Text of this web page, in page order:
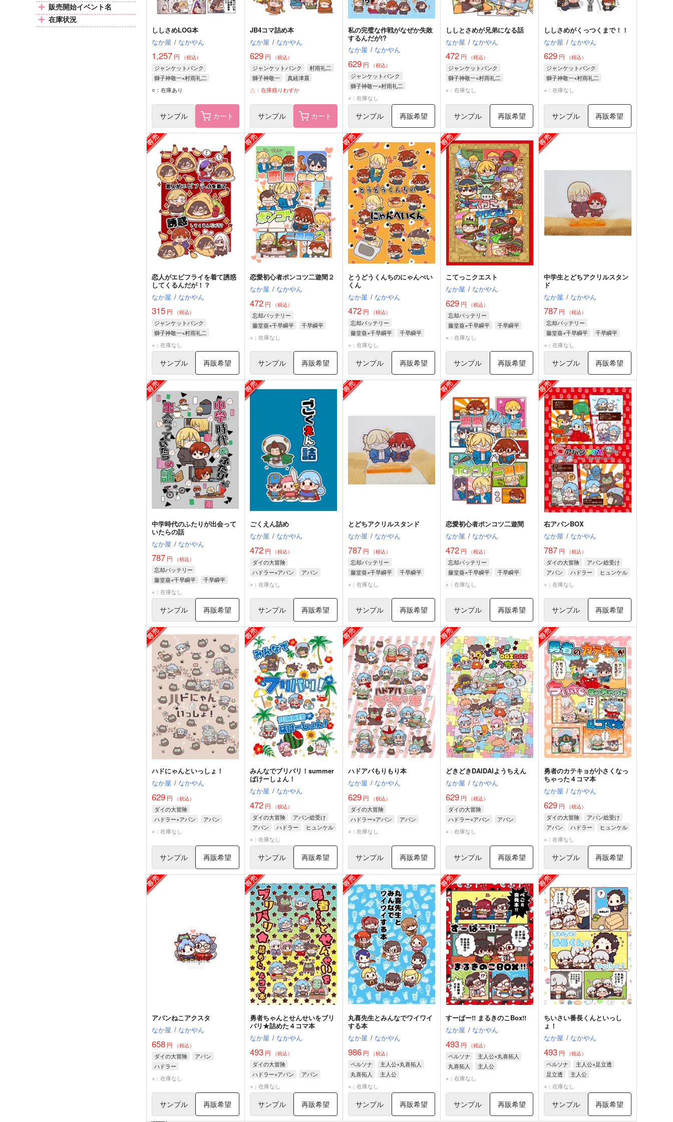
販売開始イベント名
在庫状況
ししさめLOG本
なか屋 / なかやん
1,257 円 （税込）
ジャンケットバンク
獅子神敬一×村雨礼二
村雨礼二
○：在庫あり
サンプル カート
JB4コマ詰め本
なか屋 / なかやん
629円 （税込）
ジャンケットバンク
村雨礼二
獅子神敬一
真経津晨
△：在庫残りわずか
サンプル カート
私の完璧な作戦がなぜか失敗
するんだが!?
なか屋 / なかやん
629円 （税込）
ジャンケットバンク
獅子神敬一×村雨礼二
村雨礼二
×：在庫なし
サンプル 再販希望
ししとさめが兄弟になる話
なか屋 / なかやん
472 円 （税込）
ジャンケットバンク
獅子神敬一×村雨礼二
村雨礼二
×：在庫なし
サンプル 再販希望
ししさめがくっつくまで！！
なか屋 / なかやん
629 円 （税込）
ジャンケットバンク
獅子神敬一×村雨礼二
村雨礼二
×：在庫なし
サンプル 再販希望
恋人がエビフライを着て誘惑
してくるんだが！？
なか屋 / なかやん
315 円 （税込）
ジャンケットバンク
獅子神敬一×村雨礼二
村雨礼二
×：在庫なし
サンプル 再販希望
恋愛初心者ポンコツ二遊間２
なか屋 / なかやん
472円 （税込）
忘却バッテリー
藤堂葵×千早瞬平
千早瞬平
藤堂葵
×：在庫なし
サンプル 再販希望
とうどうくんちのにゃんぺい
くん
なか屋 / なかやん
472円 （税込）
忘却バッテリー
藤堂葵×千早瞬平
千早瞬平
藤堂葵
×：在庫なし
サンプル 再販希望
こてっこクエスト
なか屋 / なかやん
629 円 （税込）
忘却バッテリー
藤堂葵×千早瞬平
千早瞬平
藤堂葵
×：在庫なし
サンプル 再販希望
中学生とどちアクリルスタン
ド
なか屋 / なかやん
787 円 （税込）
忘却バッテリー
藤堂葵×千早瞬平
千早瞬平
藤堂葵
×：在庫なし
サンプル 再販希望
中学時代のふたりが出会って
いたらの話
なか屋 / なかやん
787 円 （税込）
忘却バッテリー
藤堂葵×千早瞬平
千早瞬平
藤堂葵
×：在庫なし
サンプル 再販希望
ごくえん詰め
なか屋 / なかやん
472円 （税込）
ダイの大冒険
ハドラー×アバン
アバン
ハドラー
×：在庫なし
サンプル 再販希望
とどちアクリルスタンド
なか屋 / なかやん
787円 （税込）
忘却バッテリー
藤堂葵×千早瞬平
千早瞬平
藤堂葵
×：在庫なし
サンプル 再販希望
恋愛初心者ポンコツ二遊間
なか屋 / なかやん
472 円 （税込）
忘却バッテリー
藤堂葵×千早瞬平
千早瞬平
藤堂葵
×：在庫なし
サンプル 再販希望
右アバンBOX
なか屋 / なかやん
787 円 （税込）
ダイの大冒険
アバン総受け
アバン
ハドラー
ヒュンケル
×：在庫なし
サンプル 再販希望
ハドにゃんといっしょ！
なか屋 / なかやん
629 円 （税込）
ダイの大冒険
ハドラー×アバン
アバン
ハドラー
×：在庫なし
サンプル 再販希望
みんなでブリバリ！summer
ばけーしょん！
なか屋 / なかやん
472円 （税込）
ダイの大冒険
アバン総受け
アバン
ハドラー
ヒュンケル
×：在庫なし
サンプル 再販希望
ハドアバもりもり本
なか屋 / なかやん
629円 （税込）
ダイの大冒険
ハドラー×アバン
アバン
ハドラー
×：在庫なし
サンプル 再販希望
どきどきDAIDAIようちえん
なか屋 / なかやん
629 円 （税込）
ダイの大冒険
ハドラー×アバン
アバン
ハドラー
×：在庫なし
サンプル 再販希望
勇者のカテキョが小さくなっ
ちゃった４コマ本
なか屋 / なかやん
629 円 （税込）
ダイの大冒険
アバン総受け
アバン
ハドラー
ヒュンケル
×：在庫なし
サンプル 再販希望
アバンねこアクスタ
なか屋 / なかやん
658 円 （税込）
ダイの大冒険
アバン
ハドラー
×：在庫なし
サンプル 再販希望
勇者ちゃんとせんせいをブリ
バリ★詰めた４コマ本
なか屋 / なかやん
493円 （税込）
ダイの大冒険
ハドラー×アバン
アバン
ハドラー
×：在庫なし
サンプル 再販希望
丸喜先生とみんなでワイワイ
する本
なか屋 / なかやん
986円 （税込）
ペルソナ
主人公×丸喜拓人
丸喜拓人
主人公
×：在庫なし
サンプル 再販希望
すーぱー!! まるきのこBox!!
なか屋 / なかやん
493 円 （税込）
ペルソナ
主人公×丸喜拓人
丸喜拓人
主人公
×：在庫なし
サンプル 再販希望
ちいさい番長くんといっし
ょ！
なか屋 / なかやん
493 円 （税込）
ペルソナ
主人公×足立透
足立透
主人公
×：在庫なし
サンプル 再販希望